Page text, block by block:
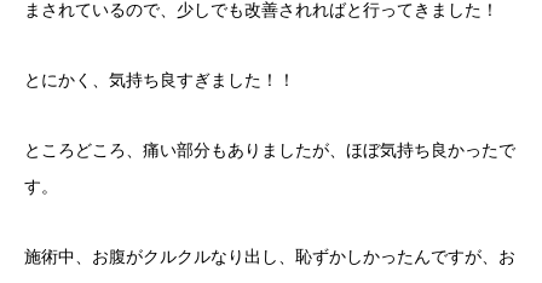
まされているので、少しでも改善されればと行ってきました！
とにかく、気持ち良すぎました！！
ところどころ、痛い部分もありましたが、ほぼ気持ち良かったで
す。
施術中、お腹がクルクルなり出し、恥ずかしかったんですが、お